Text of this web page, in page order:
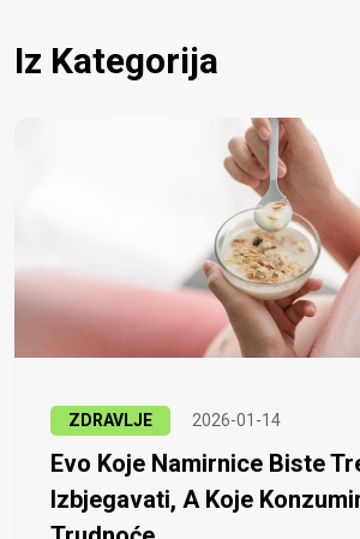
Iz Kategorija
ZDRAVLJE 2026-01-14
Evo Koje Namirnice Biste
Izbjegavati, A Koje